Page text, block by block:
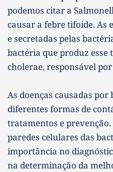
podemos citar a
causar a febre tifoide. As
e secretadas pelas
bactéria que produz esse
cholerae, responsável
As doenças causadas
diferentes formas de
tratamentos e
paredes celulares das
importância no
na determinação da